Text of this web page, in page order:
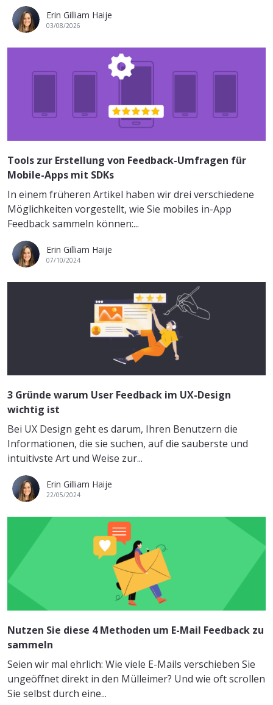
Erin Gilliam Haije
03/08/2026
Tools zur Erstellung von Feedback-Umfragen für
Mobile-Apps mit SDKs
In einem früheren Artikel haben wir drei verschiedene
Möglichkeiten vorgestellt, wie Sie mobiles in-App
Feedback sammeln können:...
Erin Gilliam Haije
07/10/2024
3 Gründe warum User Feedback im UX-Design
wichtig ist
Bei UX Design geht es darum, Ihren Benutzern die
Informationen, die sie suchen, auf die sauberste und
intuitivste Art und Weise zur...
Erin Gilliam Haije
22/05/2024
Nutzen Sie diese 4 Methoden um E-Mail Feedback zu
sammeln
Seien wir mal ehrlich: Wie viele E-Mails verschieben Sie
ungeöffnet direkt in den Mülleimer? Und wie oft scrollen
Sie selbst durch eine...